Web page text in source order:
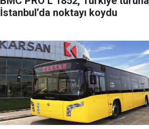
İstanbul’da noktayı koydu